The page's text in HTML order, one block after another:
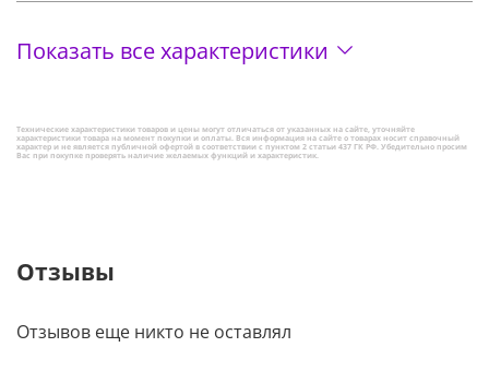
Показать все характеристики
Технические характеристики товаров и цены могут отличаться от указанных на сайте, уточняйте
характеристики товара на момент покупки и оплаты. Вся информация на сайте о товарах носит справочный
характер и не является публичной офертой в соответствии с пунктом 2 статьи 437 ГК РФ. Убедительно просим
Вас при покупке проверять наличие желаемых функций и характеристик.
Отзывы
Отзывов еще никто не оставлял